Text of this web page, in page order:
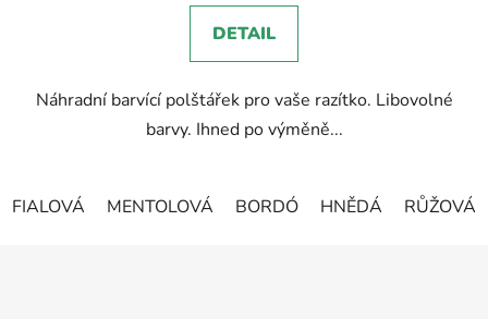
5,0
z
hvězdiček.
DETAIL
Náhradní barvící polštářek pro vaše razítko. Libovolné
barvy. Ihned po výměně...
FIALOVÁ MENTOLOVÁ BORDÓ HNĚDÁ RŮŽOVÁ